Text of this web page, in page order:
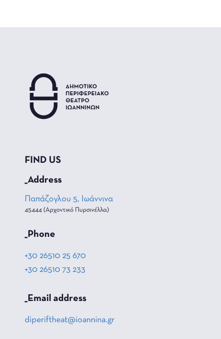
FIND US
_Address
Παπάζογλου 5, Ιωάννινα
45444 (Αρχοντικό Πυρσινέλλα)
_Phone
+30 26510 25 670
+30 26510 73 233
_Email address
diperiftheat@ioannina.gr